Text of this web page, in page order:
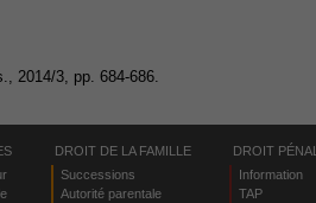
2014/3, pp. 684-686.
DROIT DE LA FAMILLE
Successions
Autorité parentale
DROIT PÉNAL
Information
TAP